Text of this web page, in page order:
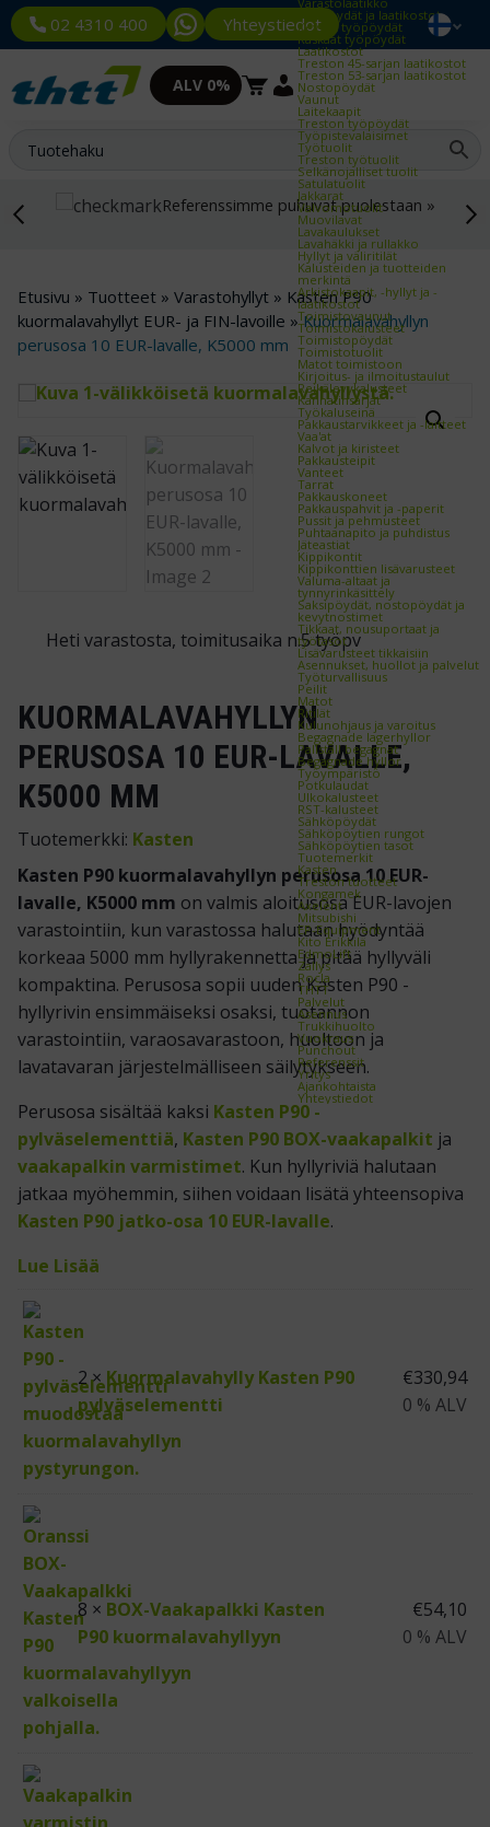
02 4310 400 YhteystiedotTyöpöydät ja laatikostot
Kevyet työpöydät
Raskaat työpöydät
Laatikostot
Treston 45-sarjan laatikostot
Treston 53-sarjan laatikostot
Nostopöydät
Vaunut
Laitekaapit
Treston työpöydät
Työpistevalaisimet
Työtuolit
Treston työtuolit
Selkänojalliset tuolit
Satulatuolit
Jakkarat
Valvomotuolit
Muovilavat
Lavakaulukset
Lavahäkki ja rullakko
Hyllyt ja väliritilät
Kalusteiden ja tuotteiden
merkintä
Arkistokaapit, -hyllyt ja -
laatikostot
Toimistovaunut
Toimistokalusteet
Toimistopöydät
Toimistotuolit
Matot toimistoon
Kirjoitus- ja ilmoitustaulut
Reikälevykalusteet
Kannatinsarjat
Työkaluseinä
Pakkaustarvikkeet ja -laitteet
Vaa'at
Kalvot ja kiristeet
Pakkausteipit
Vanteet
Tarrat
Pakkauskoneet
Pakkauspahvit ja -paperit
Pussit ja pehmusteet
Puhtaanapito ja puhdistus
Jäteastiat
Kippikontit
Kippikonttien lisävarusteet
Valuma-altaat ja
tynnyrinkäsittely
Saksipöydät, nostopöydät ja
kevytnostimet
Tikkaat, nousuportaat ja
työtasot
Lisävarusteet tikkaisiin
Asennukset, huollot ja palvelut
Työturvallisuus
Peilit
Matot
Ritilät
Kulunohjaus ja varoitus
Begagnade lagerhyllor
Pallställ begagnat
Begagnade hyllor
Työympäristö
Potkulaudat
Ulkokalusteet
RST-kalusteet
Sähköpöydät
Sähköpöytien rungot
Sähköpöytien tasot
Tuotemerkit
Kasten
Treston tuotteet
Kongamek
Axelent
Mitsubishi
EP-Equipment
Kito Erikkilä
EdmoLift
Zallys
Rocla
THTT
Palvelut
Asennus
Trukkihuolto
Vuokraus
Punchout
Referenssit
Yritys
Ajankohtaista
Yhteystiedot
ALV 0%
Referenssimme puhuvat puolestaan »
Etusivu » Tuotteet » Varastohyllyt » Kasten P90
kuormalavahyllyt EUR- ja FIN-lavoille »Kuormalavahyllyn
perusosa 10 EUR-lavalle, K5000 mm
Heti varastosta, toimitusaika n.5 työpv
KUORMALAVAHYLLYN
PERUSOSA 10 EUR-LAVALLE,
K5000 MM
Tuotemerkki: Kasten
Kasten P90 kuormalavahyllyn perusosa 10 EUR-
lavalle, K5000 mm on valmis aloitusosa EUR-lavojen
varastointiin, kun varastossa halutaan hyödyntää
korkeaa 5000 mm hyllyrakennetta ja pitää hyllyväli
kompaktina. Perusosa sopii uuden Kasten P90 -
hyllyrivin ensimmäiseksi osaksi, tuotannon
varastointiin, varaosavarastoon, huoltoon ja
lavatavaran järjestelmälliseen säilytykseen.
Perusosa sisältää kaksi Kasten P90 -
pylväselementtiä, Kasten P90 BOX-vaakapalkit ja
vaakapalkin varmistimet. Kun hyllyriviä halutaan
jatkaa myöhemmin, siihen voidaan lisätä yhteensopiva
Kasten P90 jatko-osa 10 EUR-lavalle.
Lue Lisää
2 ×Kuormalavahylly Kasten P90
pylväselementti
€330,94
0 % ALV
8 × BOX-Vaakapalkki Kasten
P90 kuormalavahyllyyn
€54,10
0 % ALV